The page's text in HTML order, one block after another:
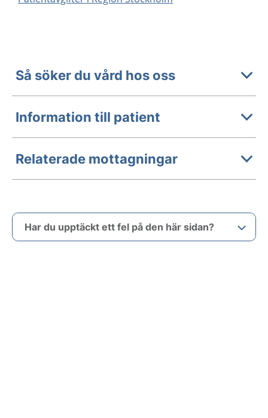
Så söker du vård hos oss
Information till patient
Relaterade mottagningar
Har du upptäckt ett fel på den här sidan?